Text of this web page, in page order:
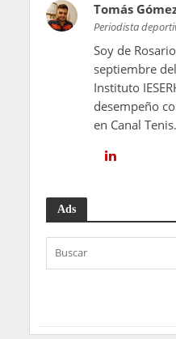
Tomás
Periodista
Soy de
septiembre
Instituto
desempeño
en Canal Tenis.
Ads